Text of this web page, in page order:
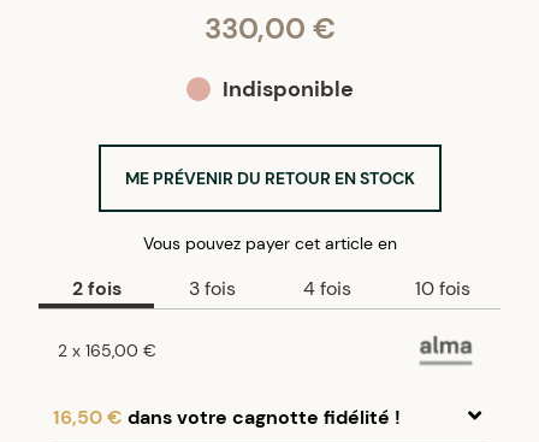
330,00 €
Indisponible
ME PRÉVENIR DU RETOUR EN STOCK
Vous pouvez payer cet articleen
2fois 3fois 4fois 10fois
2 x 165,00 €
16,50 € dans votre cagnotte fidélité !